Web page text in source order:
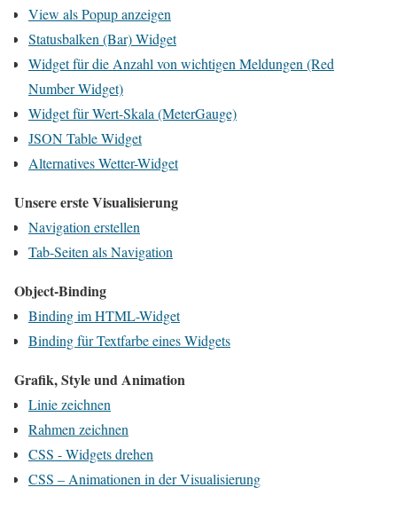
View als Popup anzeigen
Statusbalken (Bar) Widget
Widget für die Anzahl von wichtigen Meldungen (Red
Number Widget)
Widget für Wert-Skala (MeterGauge)
JSON Table Widget
Alternatives Wetter-Widget
Unsere erste Visualisierung
Navigation erstellen
Tab-Seiten als Navigation
Object-Binding
Binding im HTML-Widget
Binding für Textfarbe eines Widgets
Grafik, Style und Animation
Linie zeichnen
Rahmen zeichnen
CSS - Widgets drehen
CSS – Animationen in der Visualisierung